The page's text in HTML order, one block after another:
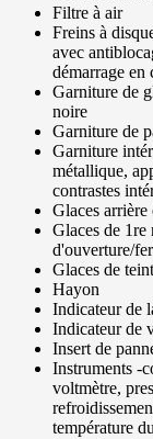
Filtre à air
Freins à
avec
démarrage en
Garniture de
noire
Garniture de
Garniture
métallique,
contrastes
Glaces arrière
Glaces de 1re
d'ouverture/
Glaces de
Hayon
Indicateur de
Indicateur de
Insert de
Instruments -
voltmètre,
température